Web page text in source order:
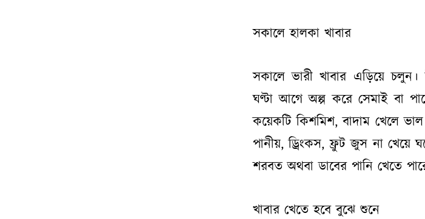
সকালে হালকা খাবার
সকালে ভারী খাবার এড়িয়ে
ঘণ্টা আগে অল্প করে সেমাই বা
কয়েকটি কিশমিশ, বাদাম খেলে
পানীয়, ড্রিংকস, ফ্রুট জুস না
শরবত অথবা ডাবের পানি খেতে
খাবার খেতে হবে বুঝে শুনে